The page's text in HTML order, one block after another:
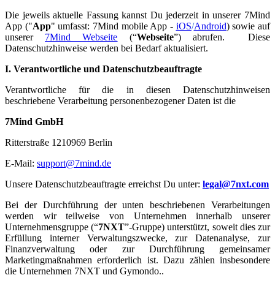
Die jeweils aktuelle Fassung kannst Du jederzeit in unserer 7Mind
App ("App" umfasst: 7Mind mobile App - iOS/Android) sowie auf
unserer 7Mind Webseite (“Webseite”) abrufen. Diese
Datenschutzhinweise werden bei Bedarf aktualisiert.
I. Verantwortliche und Datenschutzbeauftragte
Verantwortliche für die in diesen Datenschutzhinweisen
beschriebene Verarbeitung personenbezogener Daten ist die
7Mind GmbH
Ritterstraße 1210969 Berlin
E-Mail: support@7mind.de
Unsere Datenschutzbeauftragte erreichst Du unter: legal@7nxt.com
Bei der Durchführung der unten beschriebenen Verarbeitungen
werden wir teilweise von Unternehmen innerhalb unserer
Unternehmensgruppe (“7NXT”-Gruppe) unterstützt, soweit dies zur
Erfüllung interner Verwaltungszwecke, zur Datenanalyse, zur
Finanzverwaltung oder zur Durchführung gemeinsamer
Marketingmaßnahmen erforderlich ist. Dazu zählen insbesondere
die Unternehmen 7NXT und Gymondo..